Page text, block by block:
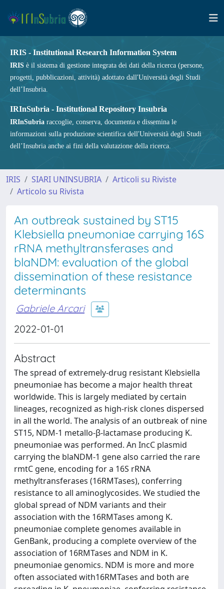
IRIS - Institutional Research Information System
IRIS è il sistema di gestione integrata dei dati della ricerca (persone,
progetti, pubblicazioni, attività) adottato dall'Università degli Studi
dell’Insubria.
IRInSubria - Institutional Repository Insubria
IRInSubria raccoglie, conserva, documenta e dissemina le
informazioni sulla produzione scientifica dell'Università degli Studi
dell’Insubria anche ai fini della valutazione della ricerca.
IRIS SIARI UNINSUBRIA
Articoli su Riviste
Articolo su Rivista
An outbreak sustained by ST15
Klebsiella pneumoniae carrying 16S
rRNA methyltransferases and
blaNDM: evaluation of the global
dissemination of these resistance
determinants
Gabriele Arcari
2022-01-01
Abstract
The spread of extremely-drug resistant Klebsiella
pneumoniae has become a major health threat
worldwide. This is largely mediated by certain
lineages, recognized as high-risk clones dispersed
in all the world. The analysis of an outbreak of nine
ST15, NDM-1 metallo-β-lactamase producing K.
pneumoniae was performed. An IncC plasmid
carrying the blaNDM-1 gene also carried the rare
rmtC gene, encoding for a 16S rRNA
methyltransferases (16RMTases), conferring
resistance to all aminoglycosides. We studied the
global spread of NDM variants and their
association with the 16RMTases among K.
pneumoniae complete genomes available in
GenBank, producing a complete overview of the
association of 16RMTases and NDM in K.
pneumoniae genomics. NDM is more and more
often associated with16RMTases and both are